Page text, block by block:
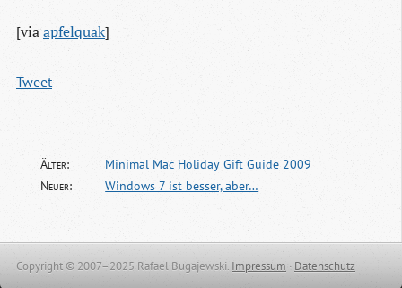
[viaapfelquak]
Tweet
Älter:
Minimal Mac Holiday Gift Guide 2009
Neuer:
Windows 7 ist besser, aber…
Copyright © 2007–2025 Rafael Bugajewski. Impressum · Datenschutz